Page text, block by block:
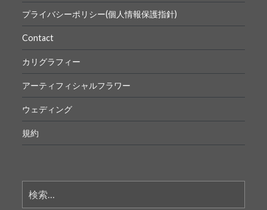
プライバシーポリシー(個人情報保護指針)
Contact
カリグラフィー
アーティフィシャルフラワー
ウェディング
規約
索: